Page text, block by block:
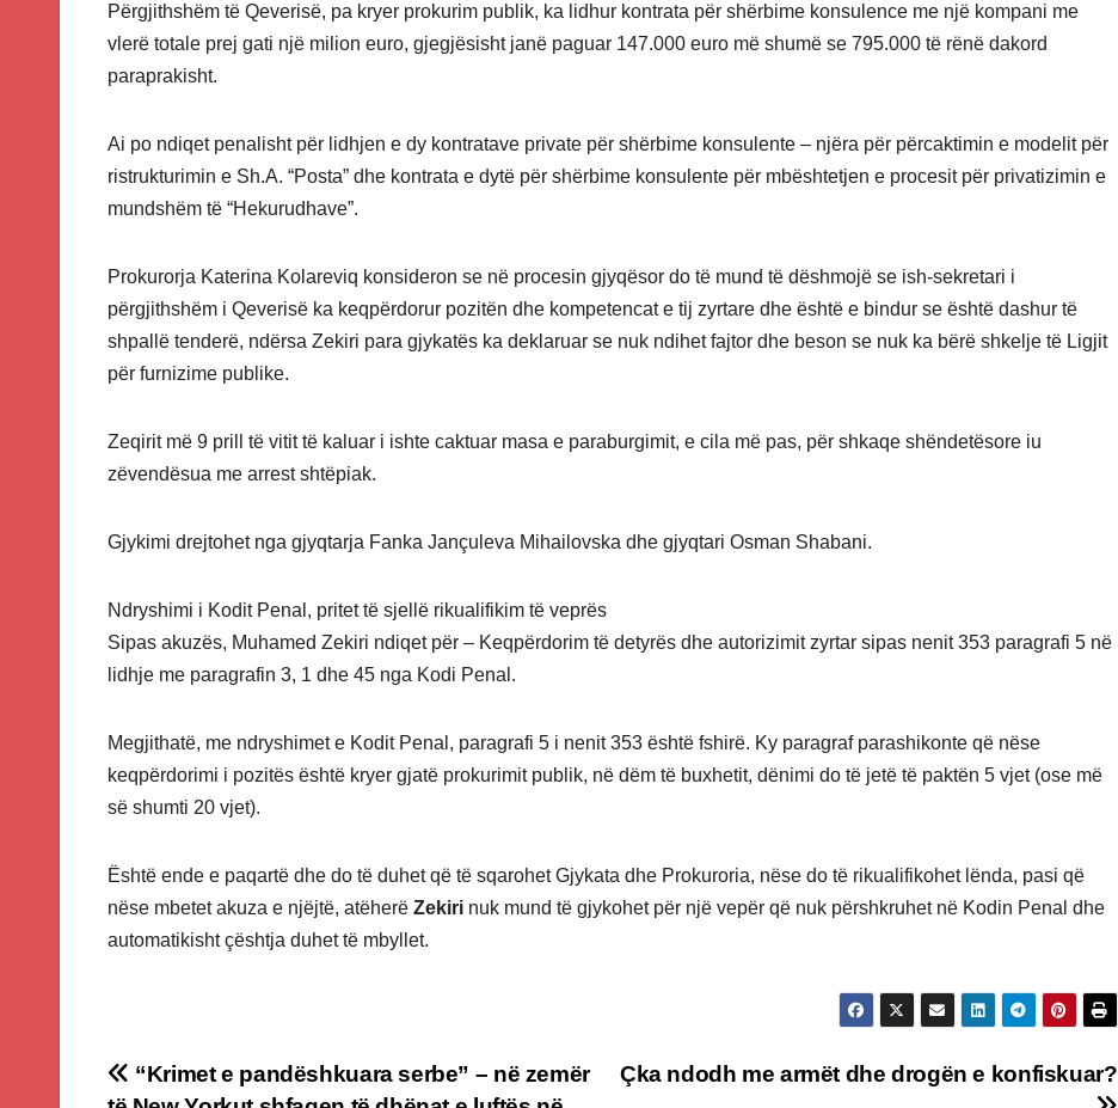
Përgjithshëm të Qeverisë, pa kryer prokurim publik, ka lidhur kontrata për shërbime konsulence me një kompani me
vlerë totale prej gati një milion euro, gjegjësisht janë paguar 147.000 euro më shumë se 795.000 të rënë dakord
paraprakisht.
Ai po ndiqet penalisht për lidhjen e dy kontratave private për shërbime konsulente – njëra për përcaktimin e modelit për
ristrukturimin e Sh.A. “Posta” dhe kontrata e dytë për shërbime konsulente për mbështetjen e procesit për privatizimin e
mundshëm të “Hekurudhave”.
Prokurorja Katerina Kolareviq konsideron se në procesin gjyqësor do të mund të dëshmojë se ish-sekretari i
përgjithshëm i Qeverisë ka keqpërdorur pozitën dhe kompetencat e tij zyrtare dhe është e bindur se është dashur të
shpallë tenderë, ndërsa Zekiri para gjykatës ka deklaruar se nuk ndihet fajtor dhe beson se nuk ka bërë shkelje të Ligjit
për furnizime publike.
Zeqirit më 9 prill të vitit të kaluar i ishte caktuar masa e paraburgimit, e cila më pas, për shkaqe shëndetësore iu
zëvendësua me arrest shtëpiak.
Gjykimi drejtohet nga gjyqtarja Fanka Jançuleva Mihailovska dhe gjyqtari Osman Shabani.
Ndryshimi i Kodit Penal, pritet të sjellë rikualifikim të veprës
Sipas akuzës, Muhamed Zekiri ndiqet për – Keqpërdorim të detyrës dhe autorizimit zyrtar sipas nenit 353 paragrafi 5 në
lidhje me paragrafin 3, 1 dhe 45 nga Kodi Penal.
Megjithatë, me ndryshimet e Kodit Penal, paragrafi 5 i nenit 353 është fshirë. Ky paragraf parashikonte që nëse
keqpërdorimi i pozitës është kryer gjatë prokurimit publik, në dëm të buxhetit, dënimi do të jetë të paktën 5 vjet (ose më
së shumti 20 vjet).
Është ende e paqartë dhe do të duhet që të sqarohet Gjykata dhe Prokuroria, nëse do të rikualifikohet lënda, pasi që
nëse mbetet akuza e njëjtë, atëherë Zekiri nuk mund të gjykohet për një vepër që nuk përshkruhet në Kodin Penal dhe
automatikisht çështja duhet të mbyllet.
Post
Çka ndodh me armët dhe drogën e konfiskuar?
“Krimet e pandëshkuara serbe” – në zemër